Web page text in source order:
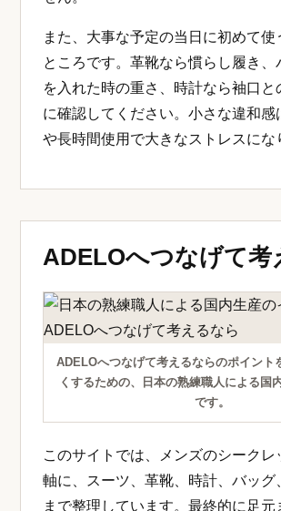
また、大事な予定の当日に初めて使
ところです。革靴なら慣らし履き、
を入れた時の重さ、時計なら袖口と
に確認してください。小さな違和感
や長時間使用で大きなストレスにな
ADELOへつなげて考
ADELOへつなげて考えるならのポイント
くするための、日本の熟練職人による国
です。
このサイトでは、メンズのシークレ
軸に、スーツ、革靴、時計、バッグ
まで整理しています。最終的に足元